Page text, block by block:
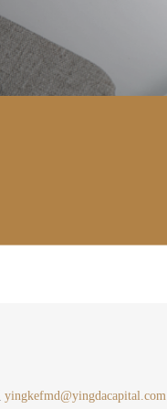
yingkefmd@yingdacapital.com